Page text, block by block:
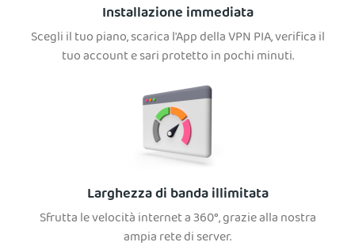
Installazione immediata
Scegli il tuo piano, scarica l'App della VPN PIA, verifica il
tuo account e sari protetto in pochi minuti.
Larghezza di banda illimitata
Sfrutta le velocità internet a 360°, grazie alla nostra
ampia rete di server.